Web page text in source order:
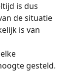
is dus
de situatie
is van
gesteld.